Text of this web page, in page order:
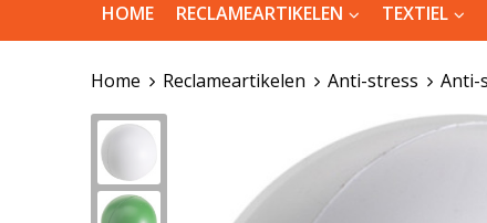
HOME RECLAMEARTIKELEN TEXTIEL
Home Reclameartikelen Anti-stress Anti-